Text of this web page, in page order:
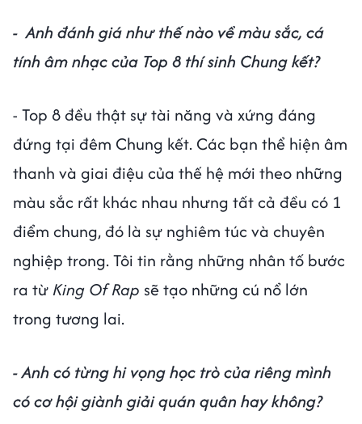
- Anh đánh giá như thế nào về màu sắc, cá
tính âm nhạc của Top 8 thí sinh Chung kết?
- Top 8 đều thật sự tài năng và xứng đáng
đứng tại đêm Chung kết. Các bạn thể hiện âm
thanh và giai điệu của thế hệ mới theo những
màu sắc rất khác nhau nhưng tất cả đều có 1
điểm chung, đó là sự nghiêm túc và chuyên
nghiệp trong. Tôi tin rằng những nhân tố bước
ra từ King Of Rap sẽ tạo những cú nổ lớn
trong tương lai.
- Anh có từng hi vọng học trò của riêng mình
có cơ hội giành giải quán quân hay không?